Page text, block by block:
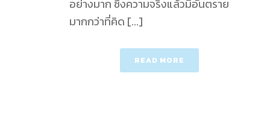
อย่างมาก ซึ่งความจริงแล้วมีอันตราย
มากกว่าที่คิด [...]
READ MORE